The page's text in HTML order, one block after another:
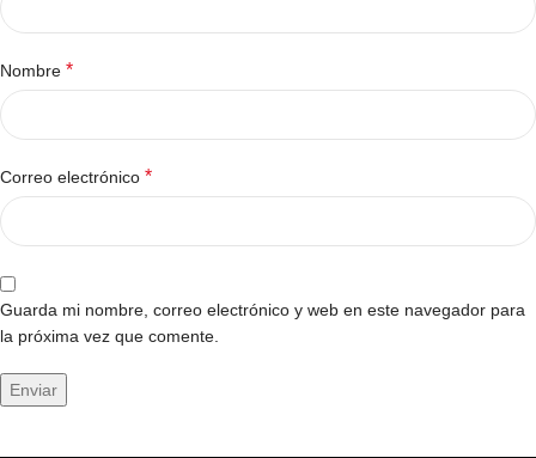
Nombre *
Correo electrónico *
Guarda mi nombre, correo electrónico y web en este navegador para
la próxima vez que comente.